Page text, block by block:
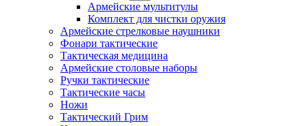
Армейские мультитулы
Комплект для чистки оружия
Армейские стрелковые наушники
Фонари тактические
Тактическая медицина
Армейские столовые наборы
Ручки тактические
Тактические часы
Ножи
Тактический Грим